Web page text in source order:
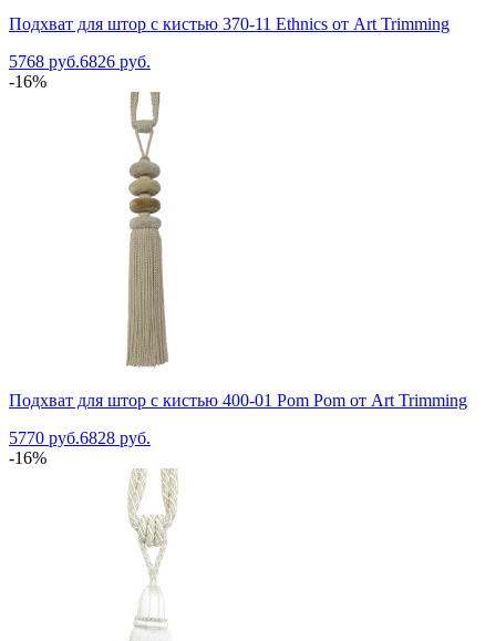
Подхват для штор с кистью 370-11 Ethnics от Art Trimming
5768 руб.6826 руб.
-16%
Подхват для штор с кистью 400-01 Pom Pom от Art Trimming
5770 руб.6828 руб.
-16%